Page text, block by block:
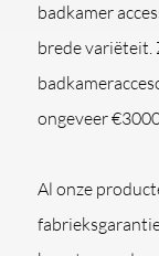
badkamer
brede variëteit.
ongeveer
Al onze